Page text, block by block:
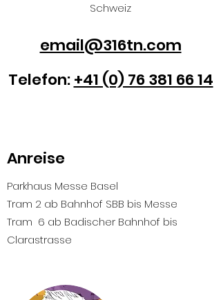
Schweiz
email@316tn.com
Telefon:+41 (0) 76 381 66 14
Anreise
Parkhaus Messe Basel
Tram 2 ab Bahnhof SBB bis Messe
Tram 6 ab Badischer Bahnhof bis
Clarastrasse